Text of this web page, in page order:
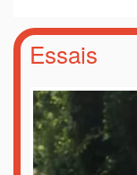
Essais